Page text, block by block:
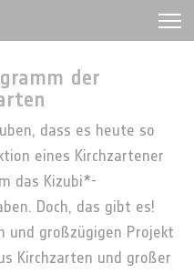
der
dass es heute so
eines Kirchzartener
das Kizubi*-
Doch, das gibt es!
und großzügigen Projekt
Kirchzarten und großer